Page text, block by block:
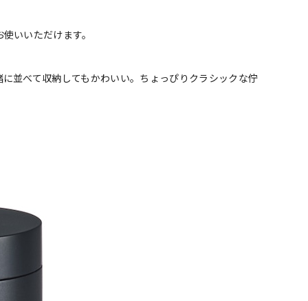
いいただけます。
並べて収納してもかわいい。ちょっぴりクラシックな佇